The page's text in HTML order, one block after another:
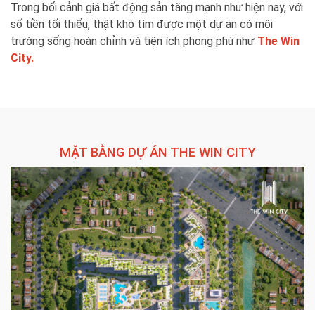
Trong bối cảnh giá bất động sản tăng mạnh như hiện nay, với
số tiền tối thiểu, thật khó tìm được một dự án có môi
trường sống hoàn chỉnh và tiện ích phong phú như The Win
City.
MẶT BẰNG DỰ ÁN THE WIN CITY